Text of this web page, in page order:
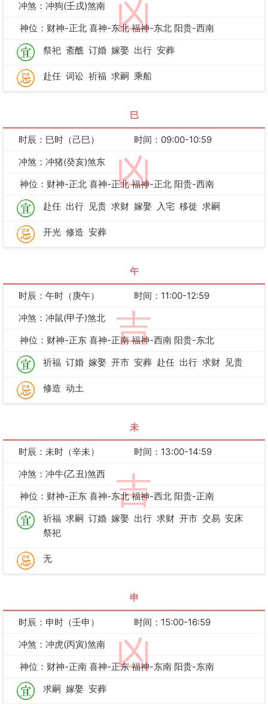
凶
冲煞：冲狗(壬戌)煞南
神位：财神-正北 喜神-东北 福神-东北 阳贵-西南
祭祀 斋醮 订婚 嫁娶 出行 安葬
赴任 词讼 祈福 求嗣 乘船
巳
凶
时辰：巳时（己巳）
时间：09:00-10:59
冲煞：冲猪(癸亥)煞东
神位：财神-正北 喜神-正北 福神-正北 阳贵-西南
赴任 出行 见贵 求财 嫁娶 入宅 移徙 求嗣
开光 修造 安葬
午
吉
时辰：午时（庚午）
时间：11:00-12:59
冲煞：冲鼠(甲子)煞北
神位：财神-正东 喜神-正南 福神-西南 阳贵-东北
祈福 订婚 嫁娶 开市 安葬 赴任 出行 求财 见贵
修造 动土
未
吉
时辰：未时（辛未）
时间：13:00-14:59
冲煞：冲牛(乙丑)煞西
神位：财神-正东 喜神-东北 福神-西北 阳贵-正南
祈福 求嗣 订婚 嫁娶 出行 求财 开市 交易 安床
祭祀
无
申
凶
时辰：申时（壬申）
时间：15:00-16:59
冲煞：冲虎(丙寅)煞南
神位：财神-正南 喜神-正东 福神-东南 阳贵-东南
求嗣 嫁娶 安葬